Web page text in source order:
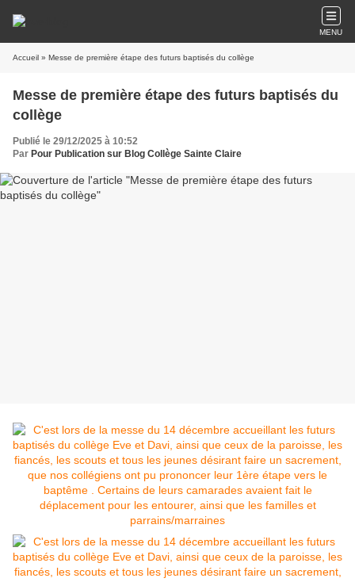
MENU
Accueil » Messe de première étape des futurs baptisés du collège
Messe de première étape des futurs baptisés du
collège
Publié le 29/12/2025 à 10:52
Par Pour Publication sur Blog Collège Sainte Claire